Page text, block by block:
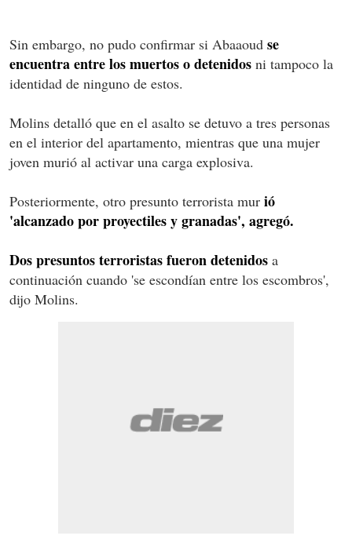
Sin embargo, no pudo confirmar si Abaaoud se
encuentra entre los muertos o detenidos ni tampoco la
identidad de ninguno de estos.
Molins detalló que en el asalto se detuvo a tres personas
en el interior del apartamento, mientras que una mujer
joven murió al activar una carga explosiva.
Posteriormente, otro presunto terrorista mur ió
'alcanzado por proyectiles y granadas', agregó.
Dos presuntos terroristas fueron detenidos a
continuación cuando 'se escondían entre los escombros',
dijo Molins.